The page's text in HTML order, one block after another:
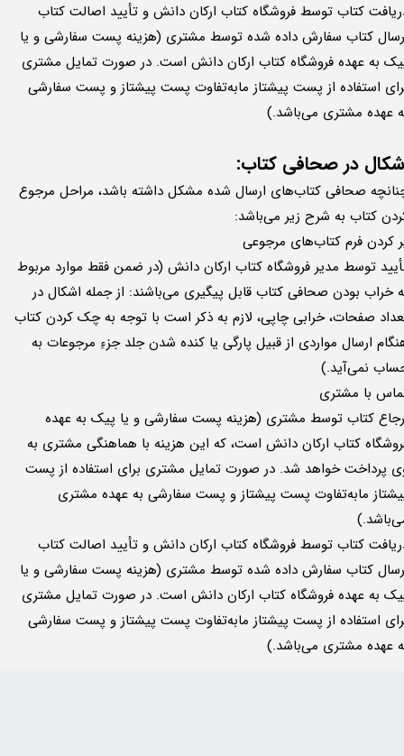
کتاب توسط فروشگاه کتاب ارکان دانش و تأیید اصالت کتاب
کتاب سفارش داده شده توسط مشتری (هزینه پست سفارشی و یا
به عهده فروشگاه کتاب ارکان دانش است. در صورت تمایل مشتری
استفاده از پست پیشتاز ما‌به‌تفاوت پست پیشتاز و پست سفارشی
عهده مشتری می‌باشد.)
در صحافی کتاب:
صحافی کتاب‌های ارسال شده مشکل داشته باشد، مراحل مرجوع
کتاب به شرح زیر می‌باشد:
کردن فرم کتاب‌های مرجوعی
توسط مدیر فروشگاه کتاب ارکان دانش (در ضمن فقط موارد مربوط
خراب بودن صحافی کتاب قابل پیگیری می‌باشند: از جمله اشکال در
صفحات، خرابی چاپی، لازم به ذکر است با توجه به چک کردن کتاب
ارسال مواردی از قبیل پارگی یا کنده شدن جلد جزءِ مرجوعات به
نمی‌آید.)
با مشتری
کتاب توسط مشتری (هزینه پست سفارشی و یا پیک به عهده
کتاب ارکان دانش است، که این هزینه با هماهنگی مشتری به
پرداخت خواهد شد. در صورت تمایل مشتری برای استفاده از پست
ما‌به‌تفاوت پست پیشتاز و پست سفارشی به عهده مشتری
کتاب توسط فروشگاه کتاب ارکان دانش و تأیید اصالت کتاب
کتاب سفارش داده شده توسط مشتری (هزینه پست سفارشی و یا
به عهده فروشگاه کتاب ارکان دانش است. در صورت تمایل مشتری
استفاده از پست پیشتاز ما‌به‌تفاوت پست پیشتاز و پست سفارشی
عهده مشتری می‌باشد.)